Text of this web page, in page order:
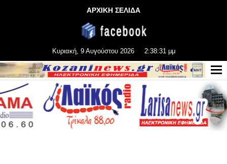
ΑΡΧΙΚΗ ΣΕΛΙΔΑ
Κυριακή, 9 Αυγούστου 2026 2:38:32 μμ